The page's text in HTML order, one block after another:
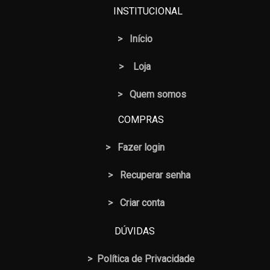
INSTITUCIONAL
> Início
> Loja
> Quem somos
COMPRAS
> Fazer login
> Recuperar senha
> Criar conta
DÚVIDAS
> Política de Privacidade